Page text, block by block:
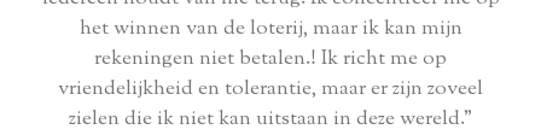
het winnen van de loterij, maar ik kan mijn
rekeningen niet betalen.! Ik richt me op
vriendelijkheid en tolerantie, maar er zijn zoveel
zielen die ik niet kan uitstaan in deze wereld."